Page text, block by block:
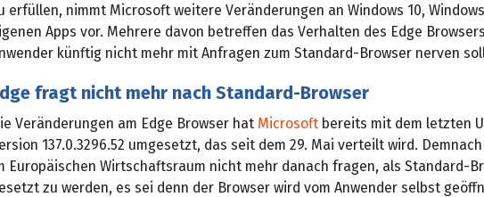
erfüllen, nimmt Microsoft weitere Veränderungen an Windows 10,
Apps vor. Mehrere davon betreffen das Verhalten des Edge
künftig nicht mehr mit Anfragen zum Standard-Browser nerven
fragt nicht mehr nach Standard-Browser
Veränderungen am Edge Browser hat Microsoft bereits mit dem letzten
137.0.3296.52 umgesetzt, das seit dem 29. Mai verteilt wird.
Europäischen Wirtschaftsraum nicht mehr danach fragen, als Standard-
zu werden, es sei denn der Browser wird vom Anwender selbst